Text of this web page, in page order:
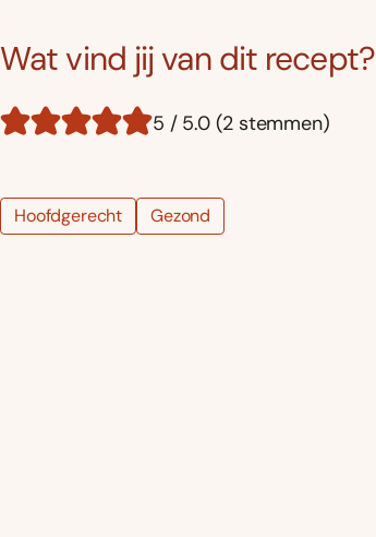
Wat vind jij van dit recept?
5 / 5.0 (2 stemmen)
Hoofdgerecht Gezond